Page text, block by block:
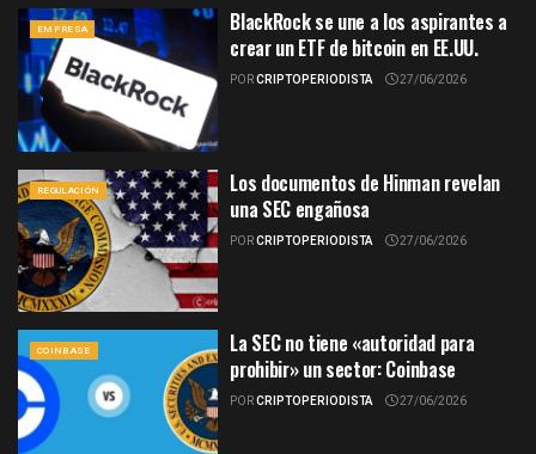
EMPRESA
BlackRock se une a los aspirantes a
crear un ETF de bitcoin en EE.UU.
PORCRIPTOPERIODISTA 27/06/2026
REGULACIÓN
Los documentos de Hinman revelan
una SEC engañosa
PORCRIPTOPERIODISTA 27/06/2026
COINBASE
La SEC no tiene «autoridad para
prohibir» un sector: Coinbase
PORCRIPTOPERIODISTA 27/06/2026